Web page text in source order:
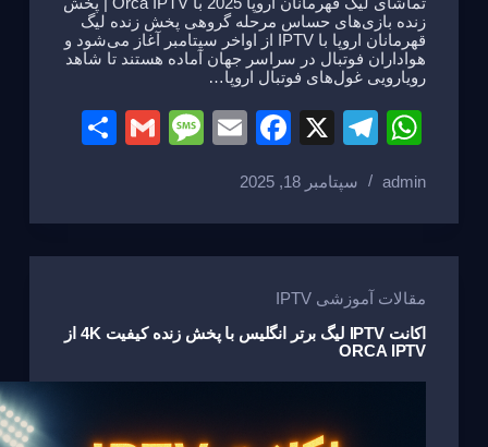
زنده بازی‌های حساس مرحله گروهی پخش زنده لیگ
قهرمانان اروپا با IPTV از اواخر سپتامبر آغاز می‌شود و
هواداران فوتبال در سراسر جهان آماده هستند تا شاهد
رویارویی غول‌های فوتبال اروپا…
W
at
s
A
p
p
T
e
gr
a
m
X
F
c
e
b
o
k
E
M
a
g
G
e
admin سپتامبر 18, 2025
مقالات آموزشی IPTV
اکانت IPTV لیگ برتر انگلیس با پخش زنده کیفیت 4K از
ORCA IPTV